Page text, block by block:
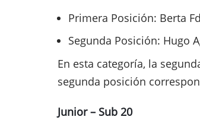
Primera Posición: Berta
Segunda Posición: Hugo
En esta categoría, la
segunda posición
Junior – Sub 20